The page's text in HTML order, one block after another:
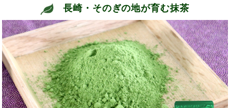
長崎・そのぎの地が育む抹茶